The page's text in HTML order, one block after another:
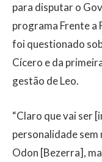
para disputar o
programa Frente a
foi questionado
Cícero e da
gestão de Leo.
“Claro que vai ser
personalidade sem
Odon [Bezerra],